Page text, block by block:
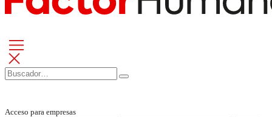
Acceso para empresas